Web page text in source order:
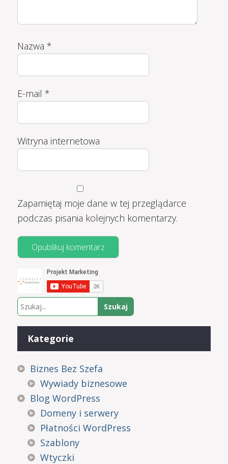
Nazwa *
E-mail *
Witryna internetowa
Zapamiętaj moje dane w tej przeglądarce
podczas pisania kolejnych komentarzy.
Kategorie
Biznes Bez Szefa
Wywiady biznesowe
Blog WordPress
Domeny i serwery
Płatności WordPress
Szablony
Wtyczki